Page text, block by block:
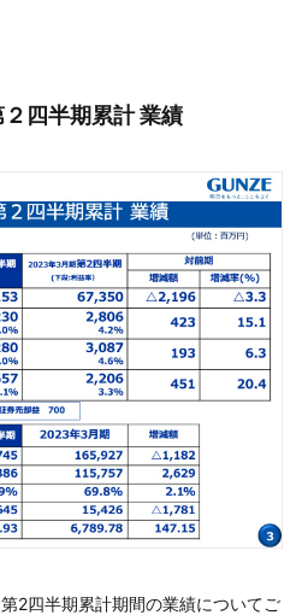
四半期累計 業績
第2四半期累計期間の業績についてご